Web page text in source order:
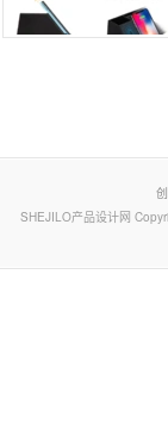
SHEJILO产品设计网